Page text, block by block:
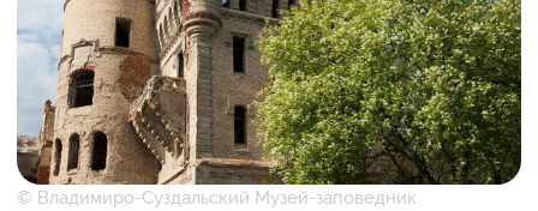
© Владимиро-Суздальский Музей-заповедник